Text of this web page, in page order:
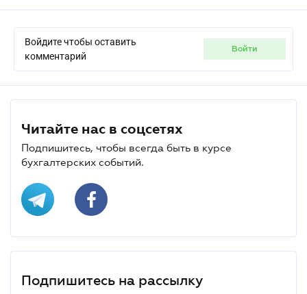
Войдите чтобы оставить
комментарий
войти
Читайте нас в соцсетях
Подпишитесь, чтобы всегда быть в курсе
бухгалтерских событий.
Подпишитесь на рассылку